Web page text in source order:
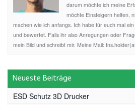
darum möchte ich meine
möchte Einsteigern helfen,
machen wie ich anfangs. Ich habe für euch mal
und bewertet. Falls ihr also Anregungen oder
mein Bild und schreibt mir. Meine Mail:
Neueste Beiträge
ESD Schutz 3D Drucker